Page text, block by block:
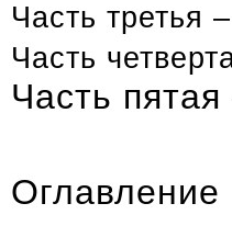
Часть третья –
Часть
Часть пятая
Оглавление